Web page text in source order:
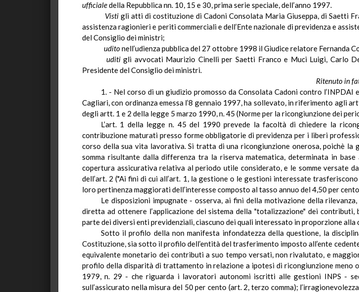
ufficialedella Repubblicann. 10, 15 e 30, prima serie speciale, dell’anno 1997.
Vistigli atti di costituzione di CadoniConsolata Maria Giuseppa, di Saetti
assistenza ragionieri e periti commerciali e dell’Ente nazionale di previdenza e
del Consiglio dei ministri;
uditonell’udienza pubblica del 27 ottobre 1998 il Giudice relatore Fernanda
uditigli avvocati Maurizio Cinelliper Saetti Franco e MuciLuigi, Carlo
Presidente del Consiglio dei ministri.
Ritenuto in
1. - Nel corso di un giudizio promosso da Consolata Cadonicontro l’INPDAI
Cagliari, con ordinanza emessa l’8 gennaio 1997, ha sollevato, inriferimento agli
degli artt. 1 e 2 della legge 5 marzo 1990, n. 45 (Norme per la ricongiunzione dei
L’art. 1 della legge n. 45 del 1990 prevede la facoltà di chiedere la
contribuzione maturati presso forme obbligatorie di previdenza per i liberi
corso della sua vita lavorativa. Si tratta di una ricongiunzione onerosa,poichè la
somma risultante dalla differenza tra la riserva matematica, determinata in
copertura assicurativa relativa al periodo utile considerato, e le somme versate
dell’art. 2 ("Ai fini di cui all’art. 1, la gestione o le gestioni interessate
loro pertinenza maggiorati dell’interesse composto al tasso annuo del 4,50 per
Le disposizioni impugnate - osserva, ai fini della motivazione della
diretta ad ottenere l’applicazione del sistema della "totalizzazione" dei
parte dei diversi enti previdenziali, ciascuno dei quali interessato in proporzione alla
Sotto il profilo della non manifesta infondatezza della questione, la
Costituzione, sia sotto il profilo dell’entità del trasferimento imposto all’ente
equivalente monetario dei contributi a suo tempo versati, non rivalutato, e
profilo della disparità di trattamento in relazione a ipotesi di ricongiunzione
1979, n. 29 - che riguarda i lavoratori autonomi iscritti alle gestioni INPS -
sull’assicurato nella misura del 50 per cento (art. 2, terzo comma);